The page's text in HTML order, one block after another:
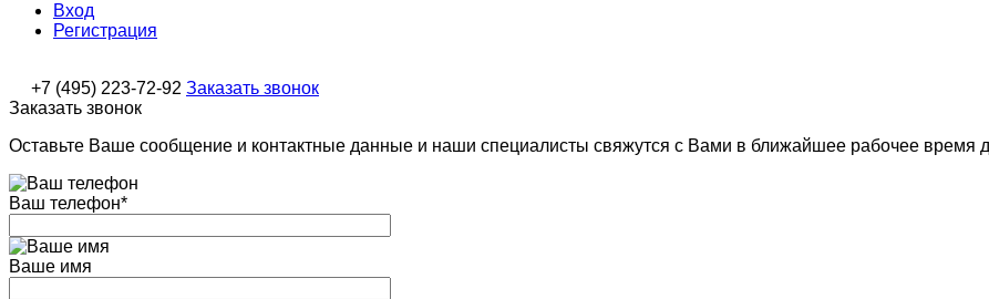
Вход
Регистрация
+7 (495) 223-72-92 Заказать звонок
Заказать звонок
Оставьте Ваше сообщение и контактные данные и наши специалисты свяжутся с Вами в ближайшее рабочее время
Ваш телефон*
Ваше имя